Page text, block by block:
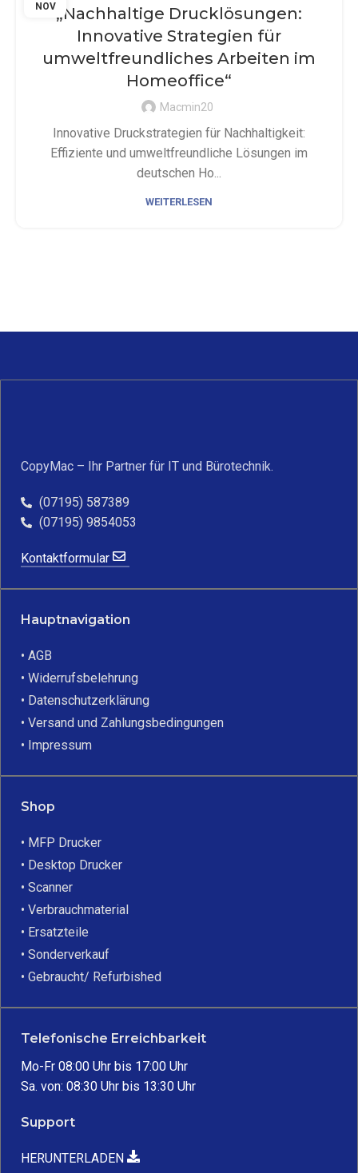
NOV„Nachhaltige Drucklösungen:
Innovative Strategien für
umweltfreundliches Arbeiten im
Homeoffice“
Macmin20
Innovative Druckstrategien für Nachhaltigkeit:
Effiziente und umweltfreundliche Lösungen im
deutschen Ho...
WEITERLESEN
CopyMac – Ihr Partner für IT und Bürotechnik.
(07195) 587389
(07195) 9854053
Kontaktformular
Hauptnavigation
• AGB
• Widerrufsbelehrung
• Datenschutzerklärung
• Versand und Zahlungsbedingungen
• Impressum
Shop
• MFP Drucker
• Desktop Drucker
• Scanner
• Verbrauchmaterial
• Ersatzteile
• Sonderverkauf
• Gebraucht/ Refurbished
Telefonische Erreichbarkeit
Mo-Fr 08:00 Uhr bis 17:00 Uhr
Sa. von: 08:30 Uhr bis 13:30 Uhr
Support
HERUNTERLADEN